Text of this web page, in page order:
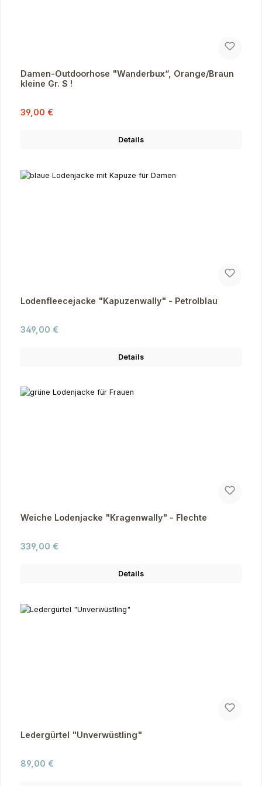
Damen-Outdoorhose "Wanderbux“, Orange/Braun
kleine Gr. S !
Verkaufspreis:
39,00 €
Details
Lodenfleecejacke "Kapuzenwally" - Petrolblau
Regulärer Preis:
349,00 €
Details
Weiche Lodenjacke "Kragenwally" - Flechte
Regulärer Preis:
339,00 €
Details
Ledergürtel "Unverwüstling"
Regulärer Preis:
89,00 €